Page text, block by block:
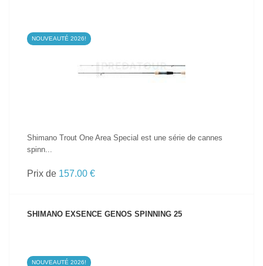
NOUVEAUTÉ 2026!
Shimano Trout One Area Special est une série de cannes
spinn...
Prix de 157.00 €
SHIMANO EXSENCE GENOS SPINNING 25
NOUVEAUTÉ 2026!